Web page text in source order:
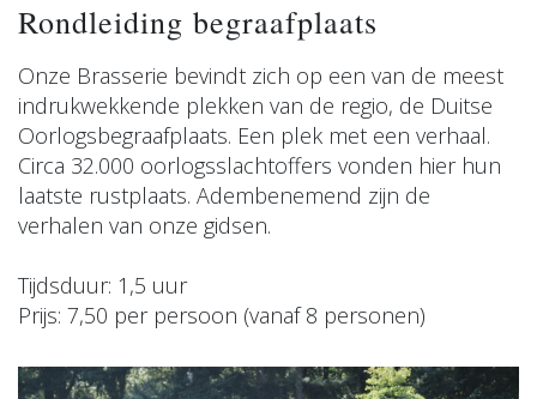
Rondleiding begraafplaats
Onze Brasserie bevindt zich op een van de meest
indrukwekkende plekken van de regio, de Duitse
Oorlogsbegraafplaats. Een plek met een verhaal.
Circa 32.000 oorlogsslachtoffers vonden hier hun
laatste rustplaats. Adembenemend zijn de
verhalen van onze gidsen.
Tijdsduur: 1,5 uur
Prijs: 7,50 per persoon (vanaf 8 personen)